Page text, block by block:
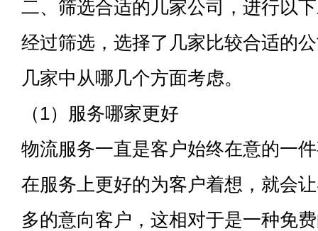
二、筛选合适的几家公司，进行以
经过筛选，选择了几家比较合适的
几家中从哪几个方面考虑。
（1）服务哪家更好
物流服务一直是客户始终在意的一
在服务上更好的为客户着想，就会
多的意向客户，这相对于是一种免